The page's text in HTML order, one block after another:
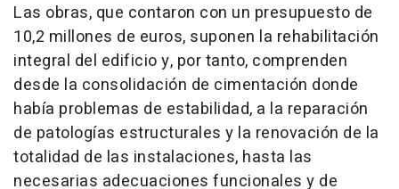
Las obras, que contaron con un presupuesto de
10,2 millones de euros, suponen la rehabilitación
integral del edificio y, por tanto, comprenden
desde la consolidación de cimentación donde
había problemas de estabilidad, a la reparación
de patologías estructurales y la renovación de la
totalidad de las instalaciones, hasta las
necesarias adecuaciones funcionales y de